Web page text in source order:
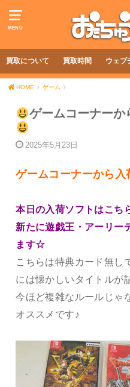
MENU
買取について 買取時間 ウェブ
HOME ゲーム
ゲームコーナーか
2025年5月23日
ゲームコーナーから入
本日の入荷ソフトはこち
新たに遊戯王・アーリー
ます☆
こちらは特典カード無し
には懐かしいタイトルが
今ほど複雑なルールじゃ
オススメです♪